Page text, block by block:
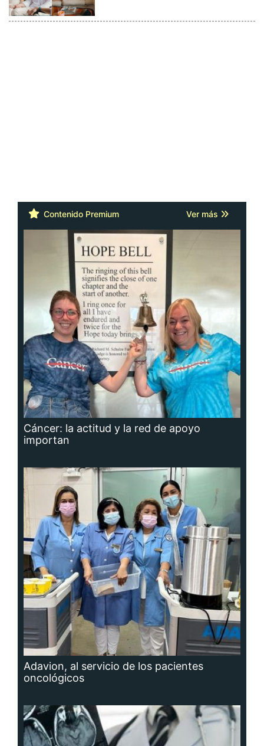
Contenido Premium Ver más
Cáncer: la actitud y la red de apoyo
importan
Adavion, al servicio de los pacientes
oncológicos